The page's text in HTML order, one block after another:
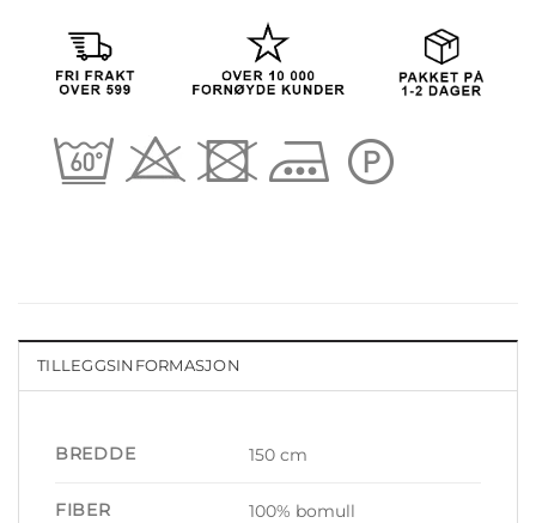
TILLEGGSINFORMASJON
BREDDE 150 cm
FIBER 100% bomull